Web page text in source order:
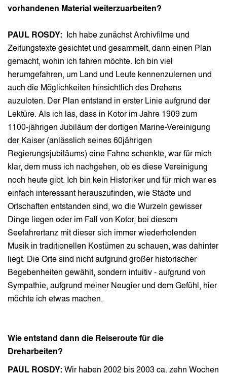
vorhandenen Material weiterzuarbeiten?
PAUL ROSDY:
Ich habe zunächst Archivfilme und
Zeitungstexte gesichtet und gesammelt, dann einen Plan
gemacht, wohin ich fahren möchte. Ich bin viel
herumgefahren, um Land und Leute kennenzulernen und
auch die Möglichkeiten hinsichtlich des Drehens
auzuloten. Der Plan entstand in erster Linie aufgrund der
Lektüre. Als ich las, dass in Kotor im Jahre 1909 zum
1100-jährigen Jubiläum der dortigen Marine-Vereinigung
der Kaiser (anlässlich seines 60jährigen
Regierungsjubiläums) eine Fahne schenkte, war für mich
klar, dem muss ich nachgehen, ob es diese Vereinigung
noch heute gibt. Ich bin kein Historiker und für mich war es
einfach interessant herauszufinden, wie Städte und
Ortschaften entstanden sind, wo die Wurzeln gewisser
Dinge liegen oder im Fall von Kotor, bei diesem
Seefahrertanz mit dieser sich immer wiederholenden
Musik in traditionellen Kostümen zu schauen, was dahinter
liegt. Die Orte sind nicht aufgrund großer historischer
Begebenheiten gewählt, sondern intuitiv - aufgrund von
Sympathie, aufgrund meiner Neugier und dem Gefühl, hier
möchte ich etwas machen.
Wie entstand dann die Reiseroute für die
Dreharbeiten?
PAUL ROSDY: Wir haben 2002 bis 2003 ca. zehn Wochen